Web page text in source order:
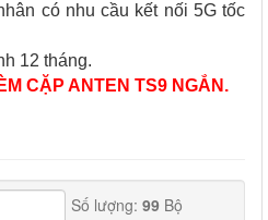
có nhu cầu kết nối 5G tốc
12 tháng.
CẶP ANTEN TS9 NGẮN.
Số lượng: 99Bộ